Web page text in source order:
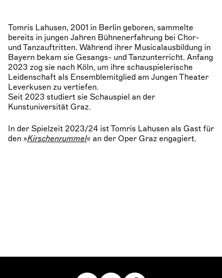
Tomris Lahusen, 2001 in Berlin geboren, sammelte
bereits in jungen Jahren Bühnenerfahrung bei Chor-
und Tanzauftritten. Während ihrer Musicalausbildung in
Bayern bekam sie Gesangs- und Tanzunterricht. Anfang
2023 zog sie nach Köln, um ihre schauspielerische
Leidenschaft als Ensemblemitglied am Jungen Theater
Leverkusen zu vertiefen.
Seit 2023 studiert sie Schauspiel an der
Kunstuniversität Graz.
In der Spielzeit 2023/24 ist Tomris Lahusen als Gast für
den »Kirschenrummel« an der Oper Graz engagiert.